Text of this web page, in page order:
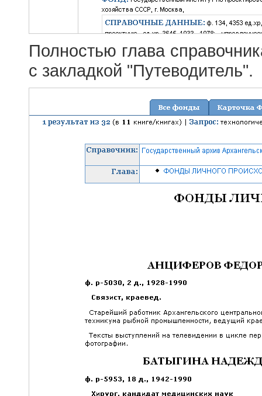
Полностью глава
с закладкой "Путеводитель".